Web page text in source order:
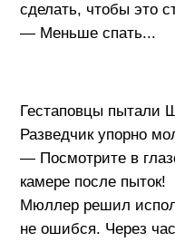
сделать, чтобы это
— Меньше спать...
Гестаповцы пытали
Разведчик упорно
— Посмотрите в
камере после пыток!
Мюллер решил
не ошибся. Через